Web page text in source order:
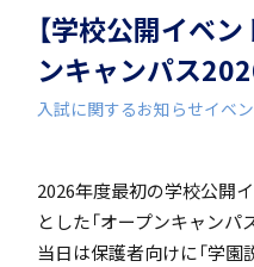
【学校公開イベン
ンキャンパス
入試に関するお知らせイベ
2026年度最初の学校公開
とした「オープンキャンパ
当日は保護者向けに「学園